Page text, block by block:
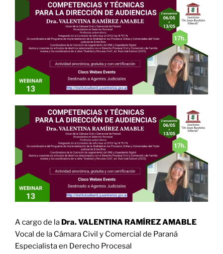
A cargo de la Dra. VALENTINA RAMÍREZ AMABLE
Vocal de la Cámara Civil y Comercial de Paraná
Especialista en Derecho Procesal